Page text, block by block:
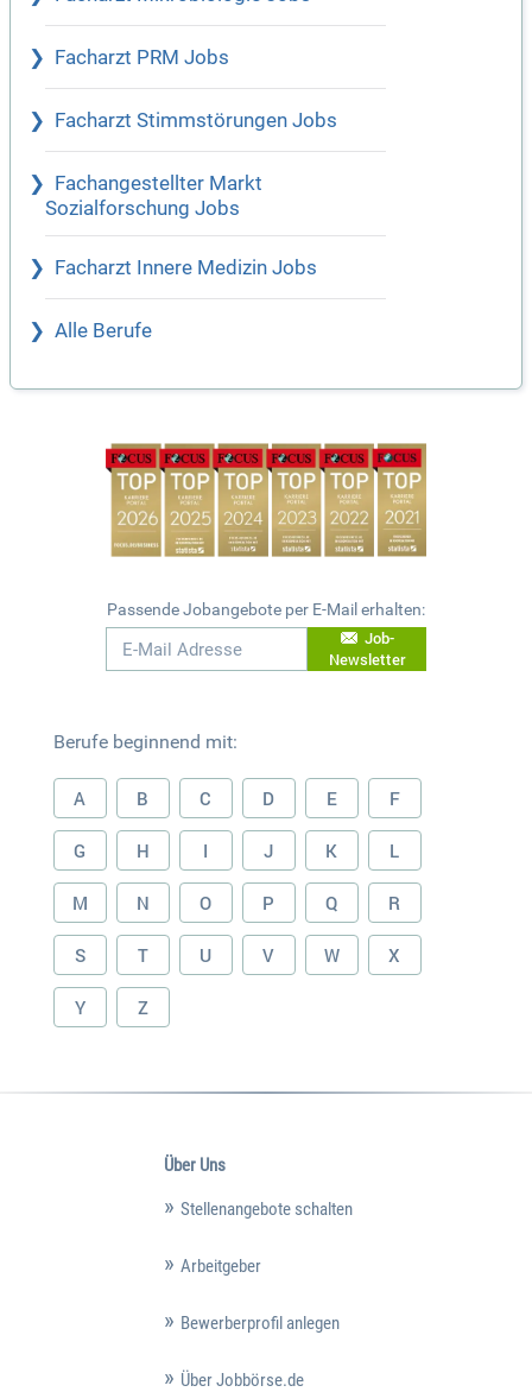
Facharzt PRM Jobs
Facharzt Stimmstörungen Jobs
Fachangestellter Markt
Sozialforschung Jobs
Facharzt Innere Medizin Jobs
Alle Berufe
Passende Jobangebote per E-Mail erhalten:
Job-
Newsletter
Berufe beginnend mit:
A B C D E F
G H I J K L
M N O P Q R
S T U V W X
Y Z
Über Uns
Stellenangebote schalten
Arbeitgeber
Bewerberprofil anlegen
Über Jobbörse.de